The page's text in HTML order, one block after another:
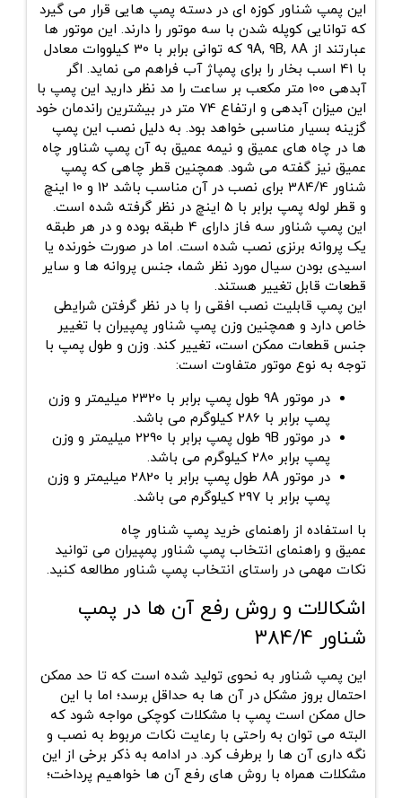
این پمپ شناور کوزه ای در دسته پمپ هایی قرار می گیرد
که توانایی کوپله شدن با سه موتور را دارند. این موتور ها
عبارتند از 9A, 9B, 8A که توانی برابر با 30 کیلووات معادل
با 41 اسب بخار را برای پمپاژ آب فراهم می نماید. اگر
آبدهی 100 متر مکعب بر ساعت را مد نظر دارید این پمپ با
این میزان آبدهی و ارتفاع 74 متر در بیشترین راندمان خود
گزینه بسیار مناسبی خواهد بود. به دلیل نصب این پمپ
ها در چاه های عمیق و نیمه عمیق به آن پمپ شناور چاه
عمیق نیز گفته می شود. همچنین قطر چاهی که پمپ
شناور 384/4 برای نصب در آن مناسب باشد 12 و 10 اینچ
و قطر لوله پمپ برابر با 5 اینچ در نظر گرفته شده است.
این پمپ شناور سه فاز دارای 4 طبقه بوده و در هر طبقه
یک پروانه برنزی نصب شده است. اما در صورت خورنده یا
اسیدی بودن سیال مورد نظر شما، جنس پروانه ها و سایر
قطعات قابل تغییر هستند.
این پمپ قابلیت نصب افقی را با در نظر گرفتن شرایطی
خاص دارد و همچنین وزن پمپ شناور پمپیران با تغییر
جنس قطعات ممکن است، تغییر کند. وزن و طول پمپ با
توجه به نوع موتور متفاوت است:
در موتور 9A طول پمپ برابر با 2320 میلیمتر و وزن
پمپ برابر با 286 کیلوگرم می باشد.
در موتور 9B طول پمپ برابر با 2290 میلیمتر و وزن
پمپ برابر 280 کیلوگرم می باشد.
در موتور 8A طول پمپ برابر با 2820 میلیمتر و وزن
پمپ برابر با 297 کیلوگرم می باشد.
با استفاده از راهنمای خرید پمپ شناور چاه
عمیق و راهنمای انتخاب پمپ شناور پمپیران می توانید
نکات مهمی در راستای انتخاب پمپ شناور مطالعه کنید.
اشکالات و روش رفع آن ها در پمپ
شناور 384/4
این پمپ شناور به نحوی تولید شده است که تا حد ممکن
احتمال بروز مشکل در آن ها به حداقل برسد؛ اما با این
حال ممکن است پمپ با مشکلات کوچکی مواجه شود که
البته می توان به راحتی با رعایت نکات مربوط به نصب و
نگه داری آن ها را برطرف کرد. در ادامه به ذکر برخی از این
مشکلات همراه با روش های رفع آن ها خواهیم پرداخت؛